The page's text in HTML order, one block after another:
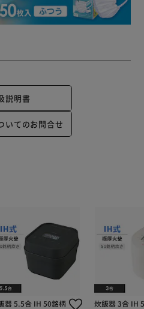
説明書
いてのお問合せ
器 5.5合 IH 50銘柄
炊飯器 3合 IH